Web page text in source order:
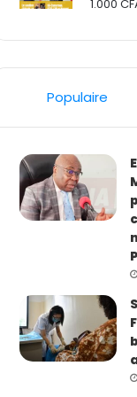
1.000
Populaire